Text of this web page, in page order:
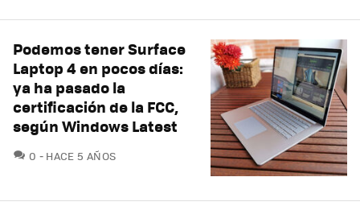
Podemos tener Surface
Laptop 4 en pocos días:
ya ha pasado la
certificación de la FCC,
según Windows Latest
0 COMENTARIOS
HACE 5 AÑOS